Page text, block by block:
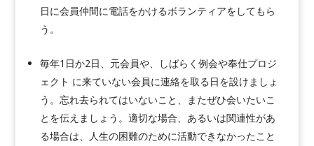
日に会員仲間に電話をかけるボランティアをしてもら
う。
毎年1日か2日、元会員や、しばらく例会や奉仕プロジ
ェクト に来ていない会員に連絡を取る日を設けましょ
う。忘れ去られてはいないこと、またぜひ会いたいこ
とを伝えましょう。適切な場合、あるいは関連性があ
る場合は、人生の困難のために活動できなかったこと